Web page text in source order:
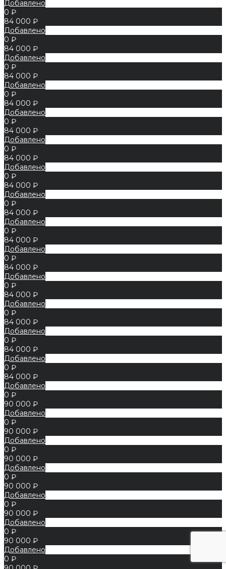
Добавлено
0 ₽
84 000 ₽
Добавлено
0 ₽
84 000 ₽
Добавлено
0 ₽
84 000 ₽
Добавлено
0 ₽
84 000 ₽
Добавлено
0 ₽
84 000 ₽
Добавлено
0 ₽
84 000 ₽
Добавлено
0 ₽
84 000 ₽
Добавлено
0 ₽
84 000 ₽
Добавлено
0 ₽
84 000 ₽
Добавлено
0 ₽
84 000 ₽
Добавлено
0 ₽
84 000 ₽
Добавлено
0 ₽
84 000 ₽
Добавлено
0 ₽
84 000 ₽
Добавлено
0 ₽
84 000 ₽
Добавлено
0 ₽
90 000 ₽
Добавлено
0 ₽
90 000 ₽
Добавлено
0 ₽
90 000 ₽
Добавлено
0 ₽
90 000 ₽
Добавлено
0 ₽
90 000 ₽
Добавлено
0 ₽
90 000 ₽
Добавлено
0 ₽